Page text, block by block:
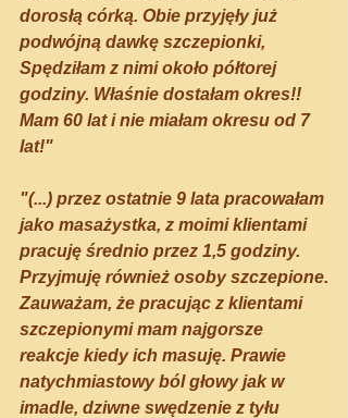
dorosłą córką. Obie przyjęły już
podwójną dawkę szczepionki,
Spędziłam z nimi około półtorej
godziny. Właśnie dostałam okres!!
Mam 60 lat i nie miałam okresu od 7
lat!"
"(...) przez ostatnie 9 lata pracowałam
jako masażystka, z moimi klientami
pracuję średnio przez 1,5 godziny.
Przyjmuję również osoby szczepione.
Zauważam, że pracując z klientami
szczepionymi mam najgorsze
reakcje kiedy ich masuję. Prawie
natychmiastowy ból głowy jak w
imadle, dziwne swędzenie z tyłu